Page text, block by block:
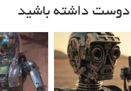
داشته باشید